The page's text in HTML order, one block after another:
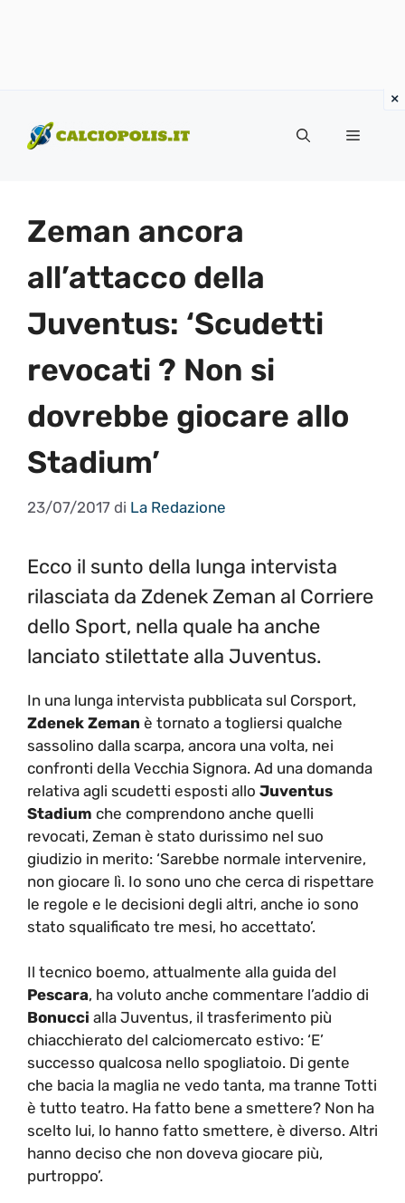
contenuto
Menu
Zeman ancora
all’attacco della
Juventus: ‘Scudetti
revocati ? Non si
dovrebbe giocare allo
Stadium’
23/07/2017 di La Redazione
Ecco il sunto della lunga intervista
rilasciata da Zdenek Zeman al Corriere
dello Sport, nella quale ha anche
lanciato stilettate alla Juventus.
In una lunga intervista pubblicata sul Corsport,
Zdenek Zeman è tornato a togliersi qualche
sassolino dalla scarpa, ancora una volta, nei
confronti della Vecchia Signora. Ad una domanda
relativa agli scudetti esposti allo Juventus
Stadium che comprendono anche quelli
revocati, Zeman è stato durissimo nel suo
giudizio in merito: ‘Sarebbe normale intervenire,
non giocare lì. Io sono uno che cerca di rispettare
le regole e le decisioni degli altri, anche io sono
stato squalificato tre mesi, ho accettato’.
Il tecnico boemo, attualmente alla guida del
Pescara, ha voluto anche commentare l’addio di
Bonucci alla Juventus, il trasferimento più
chiacchierato del calciomercato estivo: ‘E’
successo qualcosa nello spogliatoio. Di gente
che bacia la maglia ne vedo tanta, ma tranne Totti
è tutto teatro. Ha fatto bene a smettere? Non ha
scelto lui, lo hanno fatto smettere, è diverso. Altri
hanno deciso che non doveva giocare più,
purtroppo’.